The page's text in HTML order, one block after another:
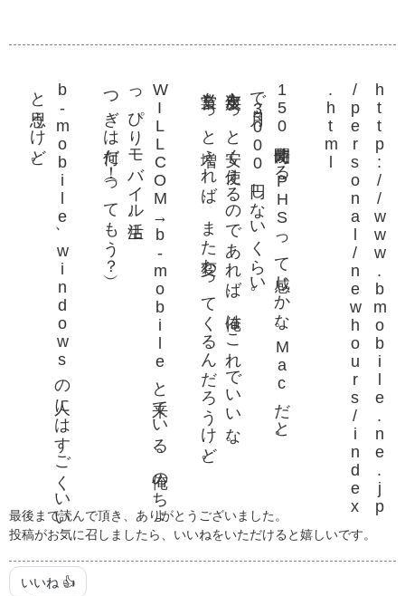
h
t
t
p
:
/
/
w
w
w
.
b
m
o
b
i
l
e
.
n
e
.
j
p
/
p
e
r
s
o
n
a
l
/
n
e
w
h
o
u
r
s
/
i
n
d
e
x
.
h
t
m
l
150時間使えるPHSって感じかな。Macだと。
で月々3000円しないくらい。
次年度もっと安く使えるのであれば、俺はこれでいいな。
営業もっと増えれば、また変わってくるんだろうけど。
W
I
L
L
C
O
M
→
b
-
m
o
b
i
l
e
と来
て
い
る
、俺
の
ち
ょ
っ
ぴ
り
モ
バ
イ
ル生活
。
つぎは何だ！（ってもう？）
b
-
m
o
b
i
l
e
、
w
i
n
d
o
w
s
の人
に
は
す
ご
く
い
い
と思
う
け
ど
。
最後まで読んで頂き、ありがとうございました。
投稿がお気に召しましたら、いいねをいただけると嬉しいです。
いいね 👍